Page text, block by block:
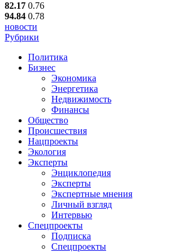
82.17 0.76
94.84 0.78
новости
Рубрики
Политика
Бизнес
Экономика
Энергетика
Недвижимость
Финансы
Общество
Происшествия
Нацпроекты
Экология
Эксперты
Энциклопедия
Эксперты
Экспертные мнения
Личный взгляд
Интервью
Спецпроекты
Подписка
Спецпроекты